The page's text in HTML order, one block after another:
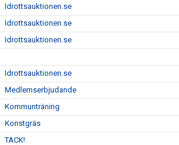
Idrottsauktionen.se
Idrottsauktionen.se
Idrottsauktionen.se
Idrottsauktionen.se
Medlemserbjudande
Kommunträning
Konstgräs
TACK!